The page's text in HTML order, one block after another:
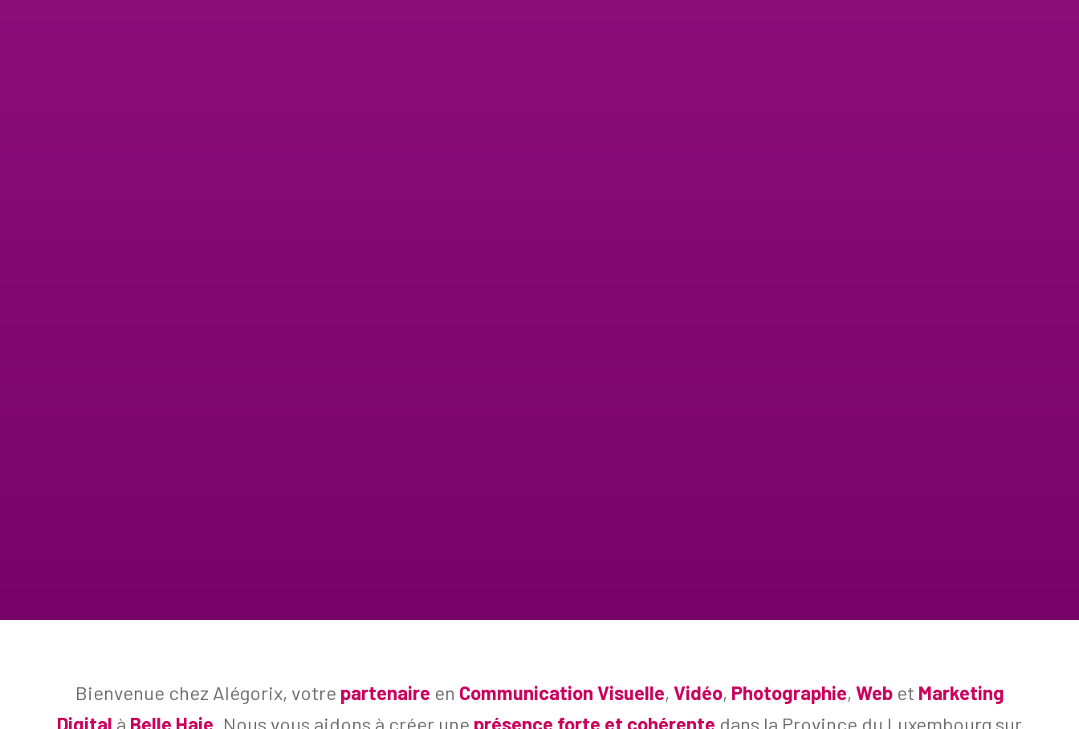
Bienvenue chez Alégorix, votre partenaire en Communication Visuelle, Vidéo, Photographie, Webet Marketing
Digital à Belle Haie . Nous vous aidons à créer une présence forte et cohérente dans la Province du Luxembourg sur